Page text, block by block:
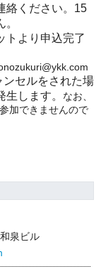
絡ください。15
トより申込完了
セルをされた場
します。 なお、
加できませんので
泉ビル